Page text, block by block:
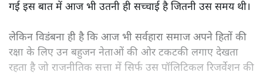
गई इस बात में आज भी उतनी ही सच्चाई है जितनी उस समय थी।
लेकिन विडंबना ही है कि आज भी सर्वहारा समाज अपने हितों की
रक्षा के लिए उन बहुजन नेताओं की ओर टकटकी लगाए देखता
रहता है जो राजनीतिक सत्ता में सिर्फ उस पॉलिटिकल रिजर्वेशन की